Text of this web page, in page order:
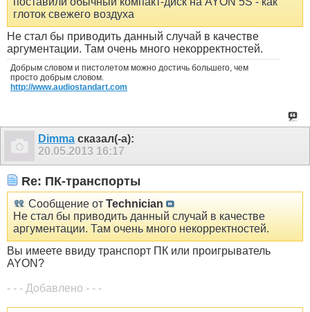
глоток свежего воздуха
Не стал бы приводить данный случай в качестве
аргументации. Там очень много некорректностей.
Добрым словом и пистолетом можно достичь большего, чем
просто добрым словом.
http://www.audiostandart.com
Dimma сказал(-а):
20.05.2013 16:17
Re: ПК-транспорты
Сообщение от Technician
Не стал бы приводить данный случай в качестве
аргументации. Там очень много некорректностей.
Вы имеете ввиду транспорт ПК или проигрыватель
AYON?
- - - Добавлено - - -